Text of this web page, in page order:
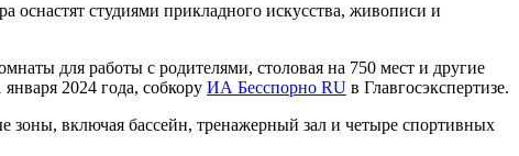
студиями прикладного искусства, живописи и
для работы с родителями, столовая на 750 мест и другие
января 2024 года, собкору ИА Бесспорно RU в Главгосэкспертизе.
зоны, включая бассейн, тренажерный зал и четыре спортивных